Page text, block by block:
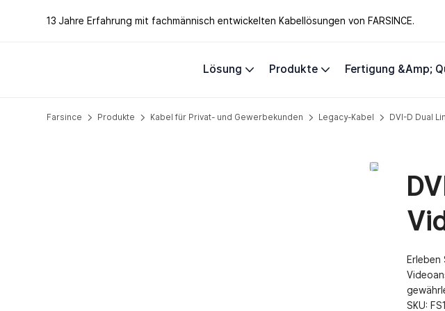
13 Jahre Erfahrung mit fachmännisch entwickelten Kabellösungen von FARSINCE.
Lösung Produkte Fertigung &amp;
Farsince Produkte Kabel für Privat- und Gewerbekunden Legacy-Kabel DVI-D Dual
Erleben
SKU: